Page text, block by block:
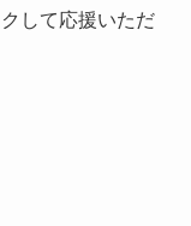
して応援いただ